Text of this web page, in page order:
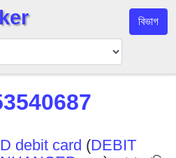
বিভাগ
debit card (DEBIT